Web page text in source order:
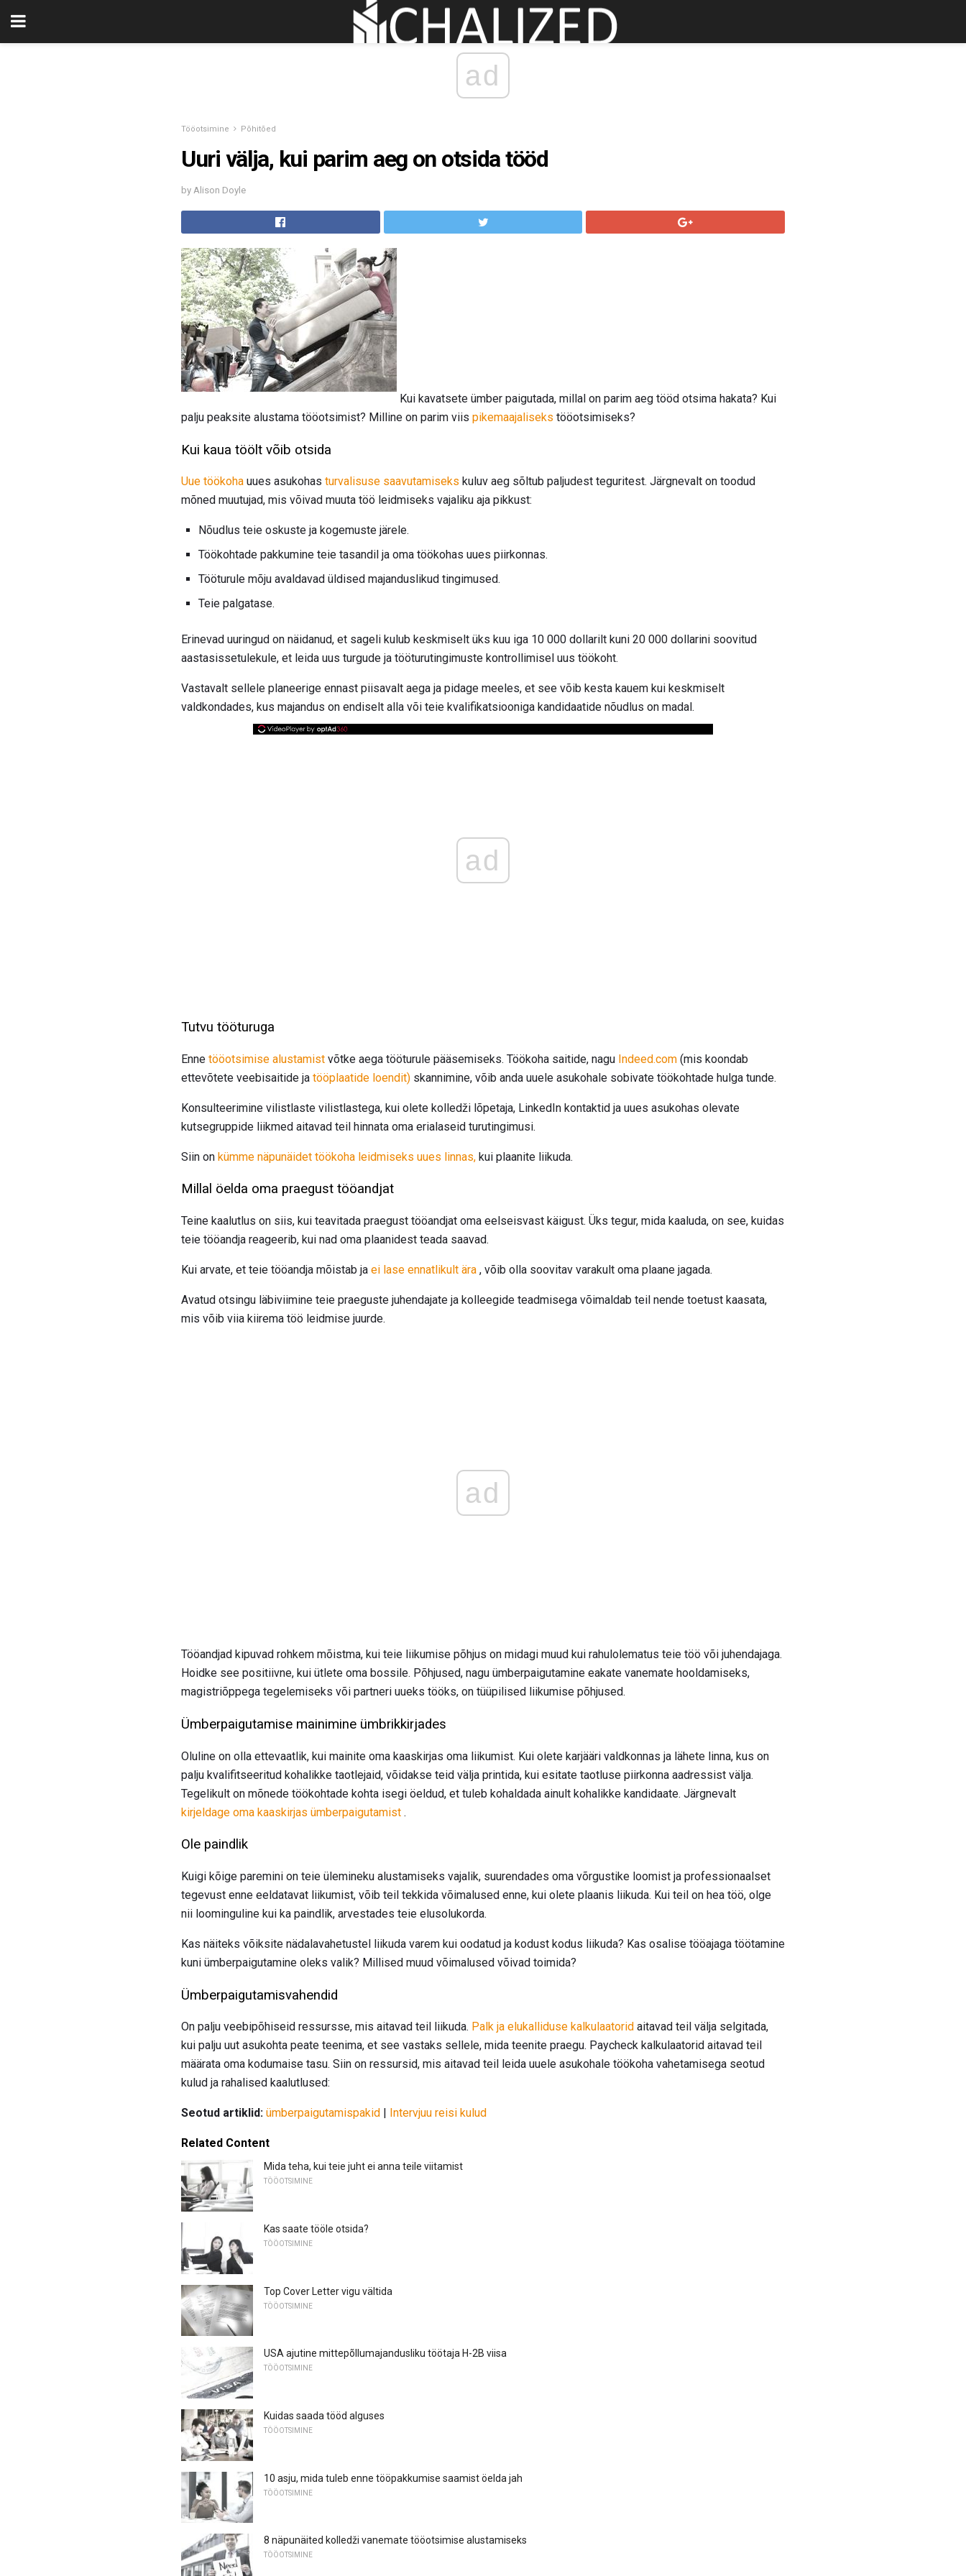
ad
Tööotsimine Põhitõed
Uuri välja, kui parim aeg on otsida tööd
by Alison Doyle
Kui kavatsete ümber paigutada, millal on parim aeg tööd otsima hakata? Kui
palju peaksite alustama tööotsimist? Milline on parim viis pikemaajaliseks tööotsimiseks?
Kui kaua töölt võib otsida
Uue töökoha uues asukohas turvalisuse saavutamiseks kuluv aeg sõltub paljudest teguritest. Järgnevalt on toodud
mõned muutujad, mis võivad muuta töö leidmiseks vajaliku aja pikkust:
Nõudlus teie oskuste ja kogemuste järele.
Töökohtade pakkumine teie tasandil ja oma töökohas uues piirkonnas.
Tööturule mõju avaldavad üldised majanduslikud tingimused.
Teie palgatase.
Erinevad uuringud on näidanud, et sageli kulub keskmiselt üks kuu iga 10 000 dollarilt kuni 20 000 dollarini soovitud
aastasissetulekule, et leida uus turgude ja tööturutingimuste kontrollimisel uus töökoht.
Vastavalt sellele planeerige ennast piisavalt aega ja pidage meeles, et see võib kesta kauem kui keskmiselt
valdkondades, kus majandus on endiselt alla või teie kvalifikatsiooniga kandidaatide nõudlus on madal.
ad
Tutvu tööturuga
Enne tööotsimise alustamist võtke aega tööturule pääsemiseks. Töökoha saitide, nagu Indeed.com (mis koondab
ettevõtete veebisaitide ja tööplaatide loendit) skannimine, võib anda uuele asukohale sobivate töökohtade hulga tunde.
Konsulteerimine vilistlaste vilistlastega, kui olete kolledži lõpetaja, LinkedIn kontaktid ja uues asukohas olevate
kutsegruppide liikmed aitavad teil hinnata oma erialaseid turutingimusi.
Siin on kümme näpunäidet töökoha leidmiseks uues linnas, kui plaanite liikuda.
Millal öelda oma praegust tööandjat
Teine kaalutlus on siis, kui teavitada praegust tööandjat oma eelseisvast käigust. Üks tegur, mida kaaluda, on see, kuidas
teie tööandja reageerib, kui nad oma plaanidest teada saavad.
Kui arvate, et teie tööandja mõistab ja ei lase ennatlikult ära , võib olla soovitav varakult oma plaane jagada.
Avatud otsingu läbiviimine teie praeguste juhendajate ja kolleegide teadmisega võimaldab teil nende toetust kaasata,
mis võib viia kiirema töö leidmise juurde.
ad
Tööandjad kipuvad rohkem mõistma, kui teie liikumise põhjus on midagi muud kui rahulolematus teie töö või juhendajaga.
Hoidke see positiivne, kui ütlete oma bossile. Põhjused, nagu ümberpaigutamine eakate vanemate hooldamiseks,
magistriõppega tegelemiseks või partneri uueks tööks, on tüüpilised liikumise põhjused.
Ümberpaigutamise mainimine ümbrikkirjades
Oluline on olla ettevaatlik, kui mainite oma kaaskirjas oma liikumist. Kui olete karjääri valdkonnas ja lähete linna, kus on
palju kvalifitseeritud kohalikke taotlejaid, võidakse teid välja printida, kui esitate taotluse piirkonna aadressist välja.
Tegelikult on mõnede töökohtade kohta isegi öeldud, et tuleb kohaldada ainult kohalikke kandidaate. Järgnevalt
kirjeldage oma kaaskirjas ümberpaigutamist .
Ole paindlik
Kuigi kõige paremini on teie ülemineku alustamiseks vajalik, suurendades oma võrgustike loomist ja professionaalset
tegevust enne eeldatavat liikumist, võib teil tekkida võimalused enne, kui olete plaanis liikuda. Kui teil on hea töö, olge
nii loominguline kui ka paindlik, arvestades teie elusolukorda.
Kas näiteks võiksite nädalavahetustel liikuda varem kui oodatud ja kodust kodus liikuda? Kas osalise tööajaga töötamine
kuni ümberpaigutamine oleks valik? Millised muud võimalused võivad toimida?
Ümberpaigutamisvahendid
On palju veebipõhiseid ressursse, mis aitavad teil liikuda. Palk ja elukalliduse kalkulaatorid aitavad teil välja selgitada,
kui palju uut asukohta peate teenima, et see vastaks sellele, mida teenite praegu. Paycheck kalkulaatorid aitavad teil
määrata oma kodumaise tasu. Siin on ressursid, mis aitavad teil leida uuele asukohale töökoha vahetamisega seotud
kulud ja rahalised kaalutlused:
Seotud artiklid: ümberpaigutamispakid Intervjuu reisi kulud
Related Content
Mida teha, kui teie juht ei anna teile viitamist
TÖÖOTSIMINE
Kas saate tööle otsida?
TÖÖOTSIMINE
Top Cover Letter vigu vältida
TÖÖOTSIMINE
USA ajutine mittepõllumajandusliku töötaja H-2B viisa
TÖÖOTSIMINE
Kuidas saada tööd alguses
TÖÖOTSIMINE
10 asju, mida tuleb enne tööpakkumise saamist öelda jah
TÖÖOTSIMINE
8 näpunäited kolledži vanemate tööotsimise alustamiseks
TÖÖOTSIMINE